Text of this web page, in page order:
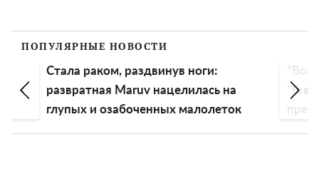
ПОПУЛЯРНЫЕ НОВОСТИ
Стала раком, раздвинув ноги:
развратная Maruv нацелилась на
глупых и озабоченных малолеток